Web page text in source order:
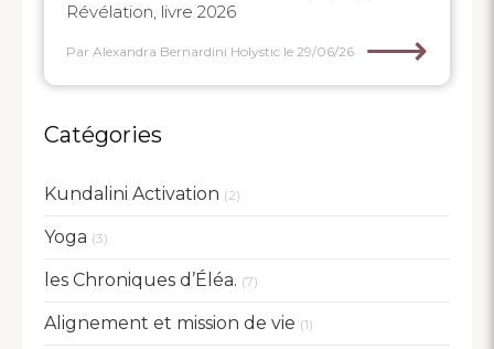
Révélation, livre 2026
Par Alexandra Bernardini Holystic le 29/06/26 ⟶
Catégories
Kundalini Activation (2)
Yoga (3)
les Chroniques d’Éléa. (7)
Alignement et mission de vie (1)